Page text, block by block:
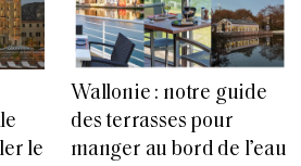
le
Wallonie : notre guide
des terrasses pour
manger au bord de l’eau